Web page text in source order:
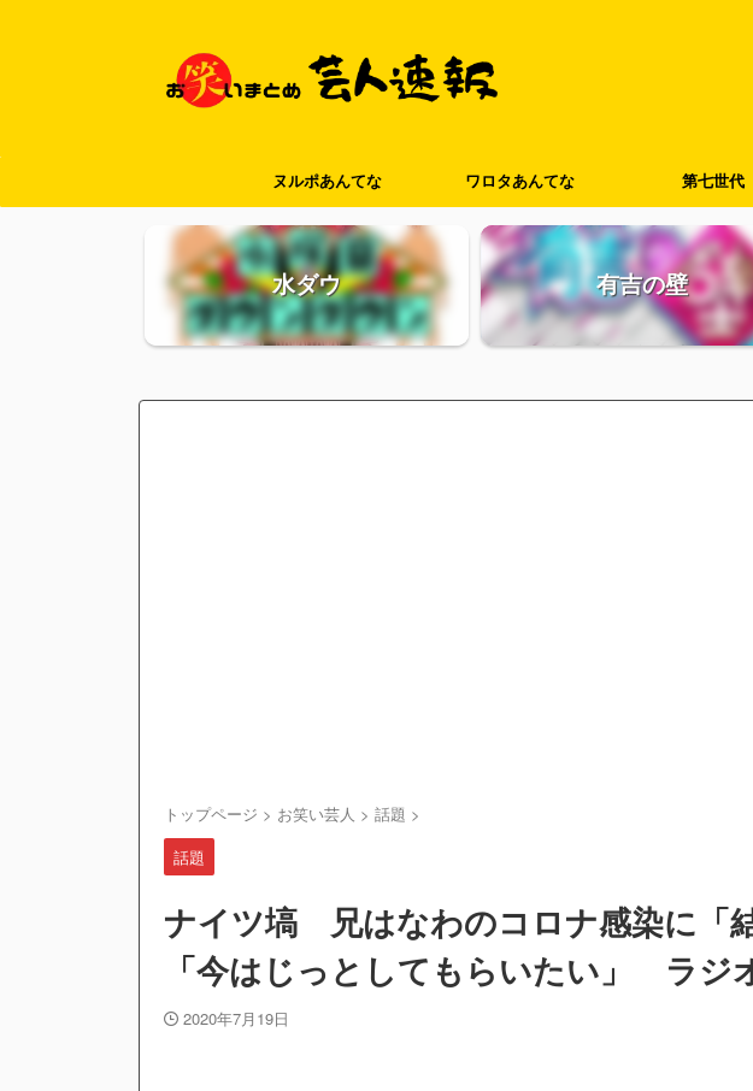
ヌルポあんてな ワロタあんてな 第七世代
水ダウ 有吉の壁
トップページ > お笑い芸人 > 話題 >
話題
ナイツ塙 兄はなわのコロナ感染に「
「今はじっとしてもらいたい」 ラジ
2020年7月19日